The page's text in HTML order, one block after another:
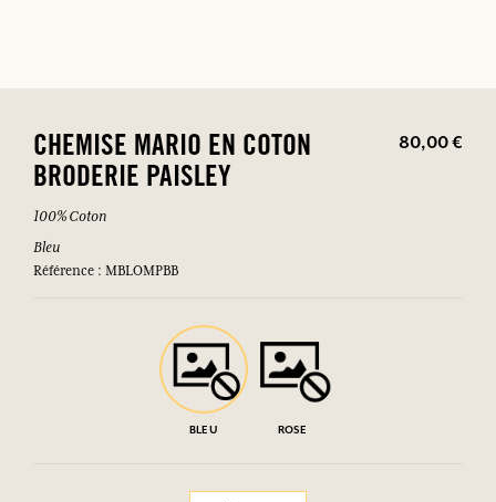
CHEMISE MARIO EN COTON
BRODERIE PAISLEY
80,00 €
100% Coton
Bleu
Référence : MBLOMPBB
BLEU ROSE